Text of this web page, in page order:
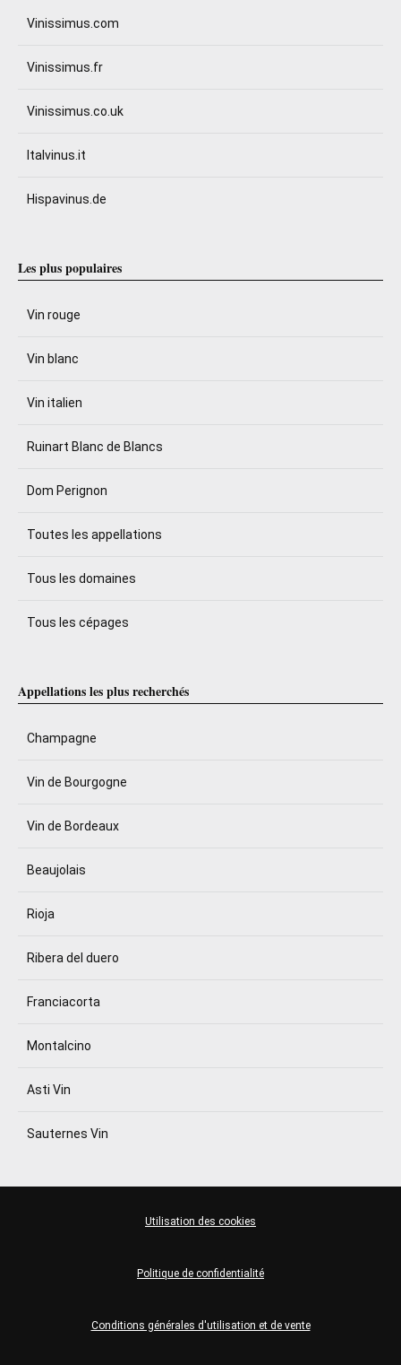
Vinissimus.com
Vinissimus.fr
Vinissimus.co.uk
Italvinus.it
Hispavinus.de
Les plus populaires
Vin rouge
Vin blanc
Vin italien
Ruinart Blanc de Blancs
Dom Perignon
Toutes les appellations
Tous les domaines
Tous les cépages
Appellations les plus recherchés
Champagne
Vin de Bourgogne
Vin de Bordeaux
Beaujolais
Rioja
Ribera del duero
Franciacorta
Montalcino
Asti Vin
Sauternes Vin
Conditions générales d'utilisation et de vente
Politique de confidentialité
Utilisation des cookies